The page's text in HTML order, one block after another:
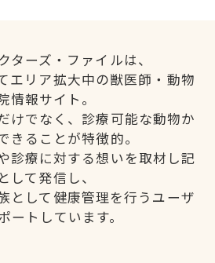
ターズ・ファイルは、
エリア拡大中の獣医師・動物
情報サイト。
けでなく、診療可能な動物か
きることが特徴的。
診療に対する想いを取材し記
して発信し、
として健康管理を行うユーザ
ートしています。